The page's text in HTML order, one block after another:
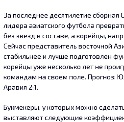
За последнее десятилетие сборная
лидера азиатского футбола
без звезд в составе, а корейцы,
Сейчас представитель восточной
стабильнее и лучше подготовлен
корейцы уже несколько лет не
командам на своем поле. Прогноз:
Аравия 2:1.
Букмекеры, у которых можно
выставляют следующие